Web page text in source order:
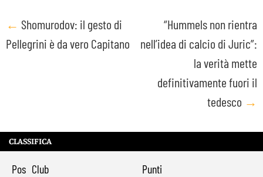
Post
navigation
← Shomurodov: il gesto di
Pellegrini è da vero Capitano
“Hummels non rientra
nell’idea di calcio di Juric”:
la verità mette
definitivamente fuori il
tedesco →
CLASSIFICA
Pos Club Punti